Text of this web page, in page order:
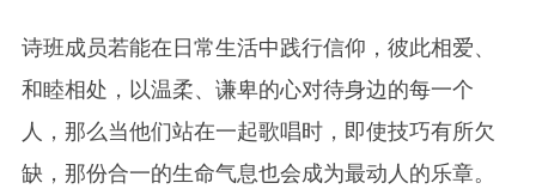
诗班成员若能在日常生活中践行信仰，彼此相爱、
和睦相处，以温柔、谦卑的心对待身边的每一个
人，那么当他们站在一起歌唱时，即使技巧有所欠
缺，那份合一的生命气息也会成为最动人的乐章。